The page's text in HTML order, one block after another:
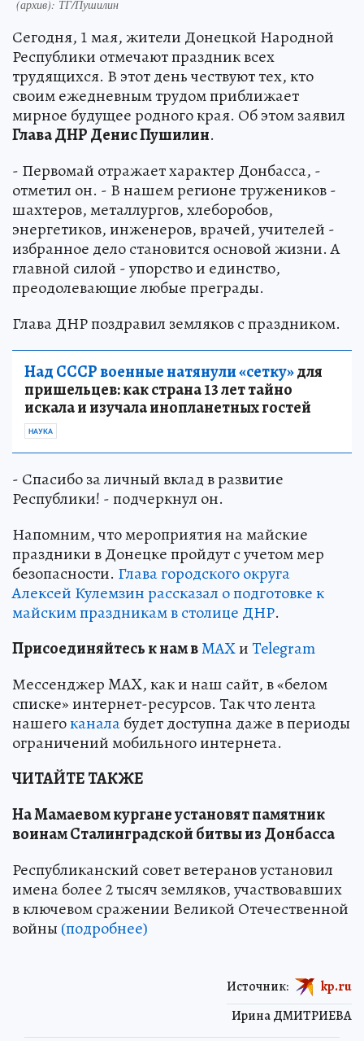
(архив): ТГ/Пушилин
Сегодня, 1 мая, жители Донецкой Народной
Республики отмечают праздник всех
трудящихся. В этот день чествуют тех, кто
своим ежедневным трудом приближает
мирное будущее родного края. Об этом заявил
Глава ДНР Денис Пушилин.
- Первомай отражает характер Донбасса, -
отметил он. - В нашем регионе тружеников -
шахтеров, металлургов, хлеборобов,
энергетиков, инженеров, врачей, учителей -
избранное дело становится основой жизни. А
главной силой - упорство и единство,
преодолевающие любые преграды.
Глава ДНР поздравил земляков с праздником.
Над СССР военные натянули «сетку»для
пришельцев: как страна 13 лет тайно
искала и изучала инопланетных гостей
НАУКА
- Спасибо за личный вклад в развитие
Республики! - подчеркнул он.
Напомним, что мероприятия на майские
праздники в Донецке пройдут с учетом мер
безопасности. Глава городского округа
Алексей Кулемзин рассказал о подготовке к
майским праздникам в столице ДНР.
Присоединяйтесь к нам вMAXиTelegram
Мессенджер MAX, как и наш сайт, в «белом
списке» интернет-ресурсов. Так что лента
нашегоканалабудет доступна даже в периоды
ограничений мобильного интернета.
ЧИТАЙТЕ ТАКЖЕ
На Мамаевом кургане установят памятник
воинам Сталинградской битвы из Донбасса
Республиканский совет ветеранов установил
имена более 2 тысяч земляков, участвовавших
в ключевом сражении Великой Отечественной
войны (подробнее)
Ирина ДМИТРИЕВА
Источник: kp.ru